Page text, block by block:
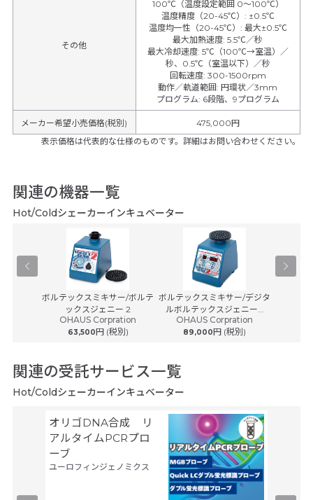
その他
100℃（温度設定範囲 0～100℃）
温度精度（20-45℃） : ±0.5℃
温度均一性（20-45℃） : 最大±0.5℃
最大加熱速度:5.5℃／秒
最大冷却速度: 5℃（100℃→室温）／
秒、0.5℃（室温以下）／秒
回転速度: 300-1500rpm
動作／軌道範囲:円環状／3mm
プログラム: 6段階、9プログラム
メーカー希望小売価格(税別)
475,000円
表示価格は代表的な仕様のものです。詳細はお問い合わせください。
関連の機器一覧
Hot/Coldシェーカーインキュベーター
ボルテックスミキサー/ボルテ
ックスジェニー 2
OHAUS Corpration
63,500円 (税別)
ボルテックスミキサー/デジタ
ルボルテックスジェニー...
OHAUS Corpration
89,000円 (税別)
関連の受託サービス一覧
Hot/Coldシェーカーインキュベーター
オリゴDNA合成 リ
アルタイムPCRプロ
ーブ
ユーロフィンジェノミクス